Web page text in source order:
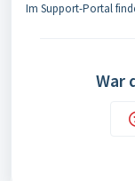
Im Support-Portal
War